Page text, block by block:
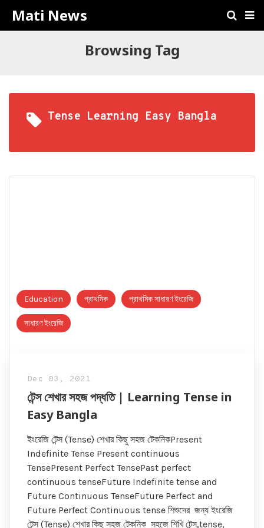
Mati News
Browsing Tag
Tense Learning Easy Bangla
Education প্রাথমিক প্রাথমিক সাধারণ ইংরেজি
সাধারণ ইংরেজি
Dec 03, 2021
টেন্স শেখার সহজ পদ্ধতি | Learning Tense in
Easy Bangla
ইংরেজি টেন্স (Tense) শেখার কিছু সহজ টেকনিকPresent
Indefinite Tense Present continuous
TensePresent Perfect TensePast perfect
continuous tenseFuture Indefinite tense and
Future Continuous TenseFuture Perfect and
Future Perfect Continuous tense শিশুদের জন্য ইংরেজি
টেন্স (Tense) শেখার কিছু সহজ টেকনিক সহজে শিখি টেন্স,tense,